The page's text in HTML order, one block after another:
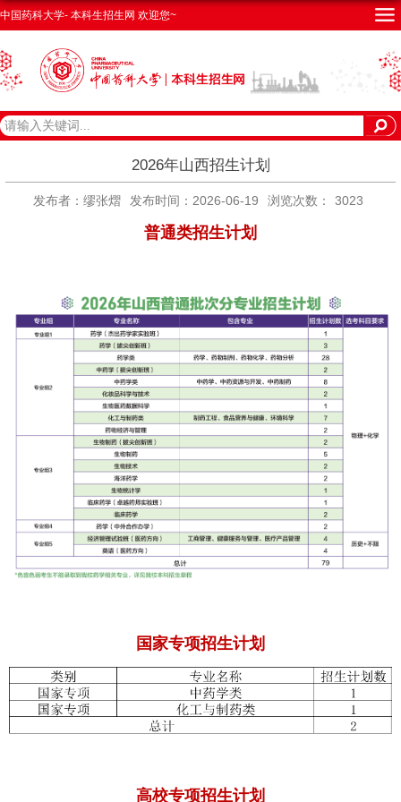
中国药科大学- 本科生招生网 欢迎您~
2026年山西招生计划
发布者：缪张熠 发布时间：2026-06-19 浏览次数： 3023
普通类招生计划
国家专项招生计划
高校专项招生计划